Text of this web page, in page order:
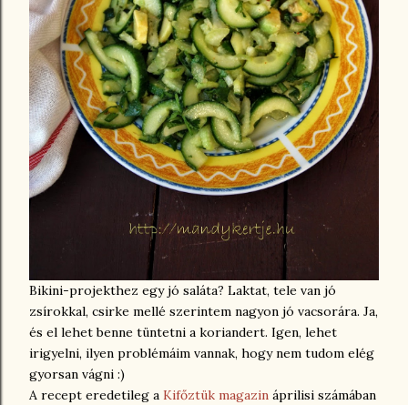
Bikini-projekthez egy jó saláta? Laktat, tele van jó
zsírokkal, csirke mellé szerintem nagyon jó vacsorára. Ja,
és el lehet benne tüntetni a koriandert. Igen, lehet
irigyelni, ilyen problémáim vannak, hogy nem tudom elég
gyorsan vágni :)
A recept eredetileg a Kifőztük magazin áprilisi számában